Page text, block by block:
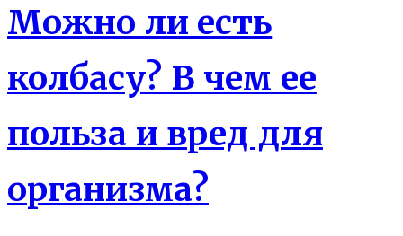
Можно ли есть
колбасу? В чем ее
польза и вред для
организма?